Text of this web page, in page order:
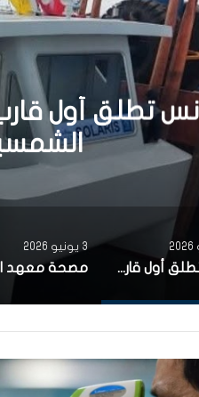
تطلق أول
تونس تطلق أول قارب صيد كهربائي يعمل بالطاقة الشمسية في المتوسط
3 يونيو 2026